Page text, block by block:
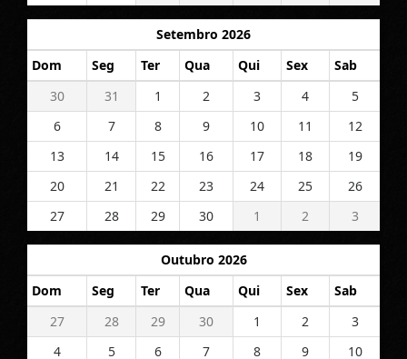
Setembro 2026
Dom
Seg Ter Qua Qui Sex
Sab
30
31 1 2 3 4
5
6
7 8 9 10 11
12
13
14 15 16 17 18
19
20
21 22 23 24 25
26
27
28 29 30 1 2 3
Outubro 2026
Dom
Seg Ter Qua Qui Sex
Sab
27
28 29 30 1 2
3
4
5 6 7 8 9 10